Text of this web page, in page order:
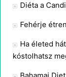
Diéta a
Fehérje
Ha életed
kóstolhatsz